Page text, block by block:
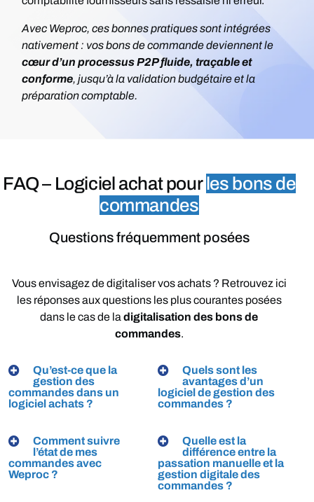
Avec Weproc, ces bonnes pratiques sontintégrées
nativement : vos bons de commande deviennent le
cœur d’unprocessus P2P fluide, traçable et
conforme, jusqu’à la validation budgétaireet la
préparation comptable.
FAQ – Logiciel achat pour les bons de
commandes
Questions fréquemment posées
Vousenvisagezdedigitaliservosachats ? Retrouvez ici
les réponsesauxquestions les pluscourantes posées
dans lecasde ladigitalisation des bonsde
commandes.
Qu’est-ce que la
gestion des
commandes dans un
logiciel achats ?
Comment suivre
l’état de mes
commandes avec
Weproc ?
Quels sont les
avantages d’un
logiciel de gestion des
commandes ?
Quelle est la
différence entre la
passation manuelle et la
gestion digitale des
commandes ?